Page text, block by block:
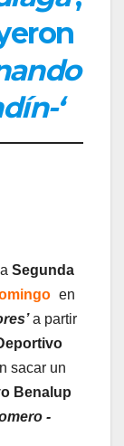
‘
Segunda
en
a partir
sacar un
Benalup
-